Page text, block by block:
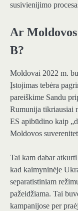
susivienijimo
Ar
B?
Moldovai 2022 m.
Įstojimas tebėra
pareiškime Sandu
Rumunija tikriausiai
ES apibūdino kaip
Moldovos
Tai kam dabar
kad kaimyninėje
separatistiniam
pažeidžiama. Tai
kampanijose per